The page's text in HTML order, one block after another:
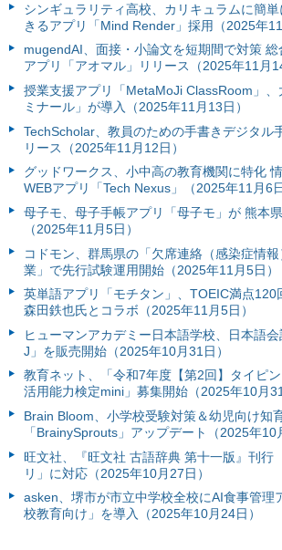
シンギュラリティ高校、カリキュラムに簡
きるアプリ「Mind Render」採用（2025年11
mugendAI、面接・小論文を短期間で対策
アプリ「アオマル」リリース（2025年11月
授業支援アプリ「MetaMoJi ClassRoom」
ミナール」が導入（2025年11月13日）
TechScholar、教員のための手書きデジタル
リース（2025年11月12日）
グッドワークス、小中高の教育機関に特化
WEBアプリ「Tech Nexus」（2025年11月6日
母子モ、母子手帳アプリ「母子モ」が 熊本
（2025年11月5日）
コドモン、群馬県の「欠席連絡（感染症情
業」で先行試験運用開始（2025年11月5日）
英単語アプリ「モチタン」、TOEIC満点120
森田鉄也氏とコラボ（2025年11月5日）
ヒューマンアカデミー日本語学校、日本語
J」を販売開始（2025年10月31日）
教育ネット、「令和7年度【第2回】タイピ
活用能力検定mini」募集開始（2025年10月31
Brain Bloom、小学校受験対策＆幼児向け知
「BrainySprouts」アップデート（2025年10
旺文社、『旺文社 古語辞典 第十一版』刊行
リ」に対応（2025年10月27日）
asken、堺市が市立中学校全校にAI食事管理
校教育向け」を導入（2025年10月24日）